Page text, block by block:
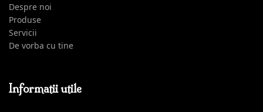
Despre noi
Produse
Servicii
De vorba cu tine
Informatii utile